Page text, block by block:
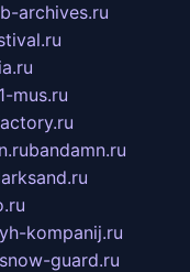
archives.ru
1-mus.ru
bandamn.ru
kompanij.ru
snow-guard.ru